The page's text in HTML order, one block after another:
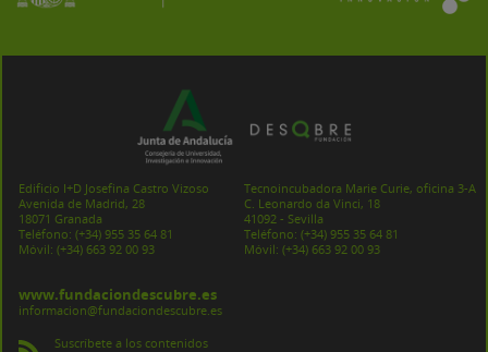
Edificio I+D Josefina Castro Vizoso
Avenida de Madrid, 28
18071 Granada
Teléfono: (+34) 955 35 64 81
Móvil: (+34) 663 92 00 93
Tecnoincubadora Marie Curie, oficina 3-A
C. Leonardo da Vinci, 18
41092 - Sevilla
Teléfono: (+34) 955 35 64 81
Móvil: (+34) 663 92 00 93
www.fundaciondescubre.es
informacion@fundaciondescubre.es
Suscríbete a los contenidos